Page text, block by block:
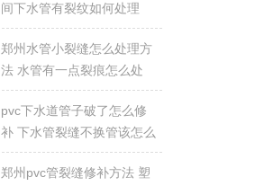
间下水管有裂纹如何处理
郑州水管小裂缝怎么处理方
法 水管有一点裂痕怎么处
理？
pvc下水道管子破了怎么修
补 下水管裂缝不换管该怎么
修？
郑州pvc管裂缝修补方法 塑